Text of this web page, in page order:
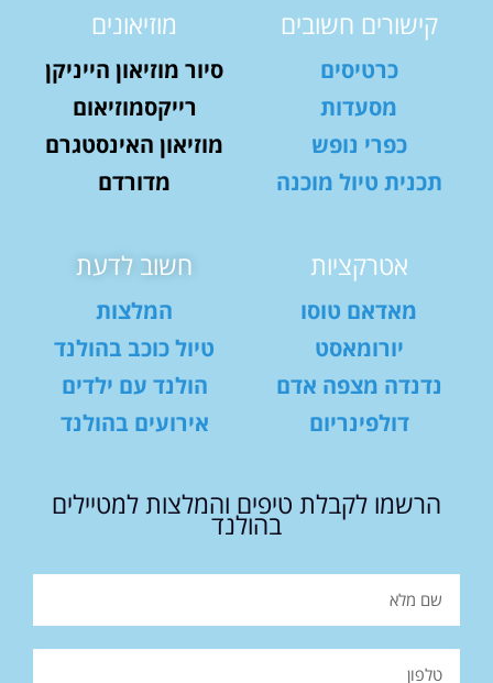
קישורים חשובים
כרטיסים
מסעדות
כפרי נופש
תכנית טיול מוכנה
מוזיאונים
סיור מוזיאון הייניקן
רייקסמוזיאום
מוזיאון האינסטגרם
מדורדם
אטרקציות
מאדאם טוסו
יורומאסט
נדנדה מצפה אדם
דולפינריום
חשוב לדעת
המלצות
טיול כוכב בהולנד
הולנד עם ילדים
אירועים בהולנד
הרשמו לקבלת טיפים והמלצות למטיילים
בהולנד